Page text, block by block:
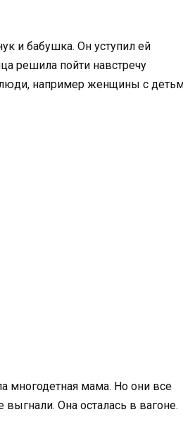
и бабушка. Он уступил ей
решила пойти навстречу
люди, например женщины с
многодетная мама. Но они все
Она осталась в вагоне.